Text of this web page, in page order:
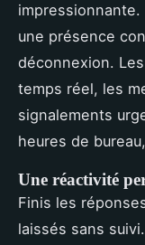
impressionnante.
une présence
déconnexion.
temps réel, les
signalements
heures de
Une réactivité
Finis les
laissés sans